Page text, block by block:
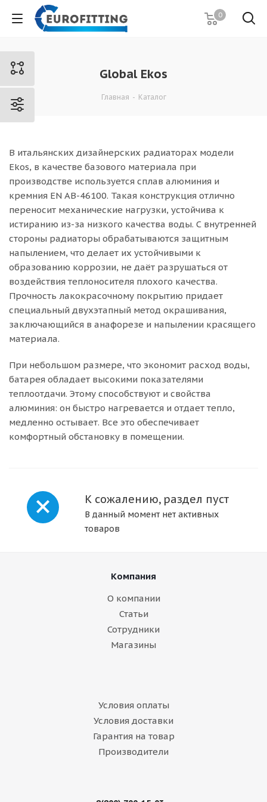
0
Global Ekos
Главная - Каталог
В итальянских дизайнерских радиаторах модели
Ekos, в качестве базового материала при
производстве используется сплав алюминия и
кремния EN AB-46100. Такая конструкция отлично
переносит механические нагрузки, устойчива к
истиранию из-за низкого качества воды. С внутренней
стороны радиаторы обрабатываются защитным
напылением, что делает их устойчивыми к
образованию коррозии, не даёт разрушаться от
воздействия теплоносителя плохого качества.
Прочность лакокрасочному покрытию придает
специальный двухэтапный метод окрашивания,
заключающийся в анафорезе и напылении красящего
материала.
При небольшом размере, что экономит расход воды,
батарея обладает высокими показателями
теплоотдачи. Этому способствуют и свойства
алюминия: он быстро нагревается и отдает тепло,
медленно остывает. Все это обеспечивает
комфортный обстановку в помещении.
К сожалению, раздел пуст
В данный момент нет активных
товаров
Компания
О компании
Статьи
Сотрудники
Магазины
Условия оплаты
Условия доставки
Гарантия на товар
Производители